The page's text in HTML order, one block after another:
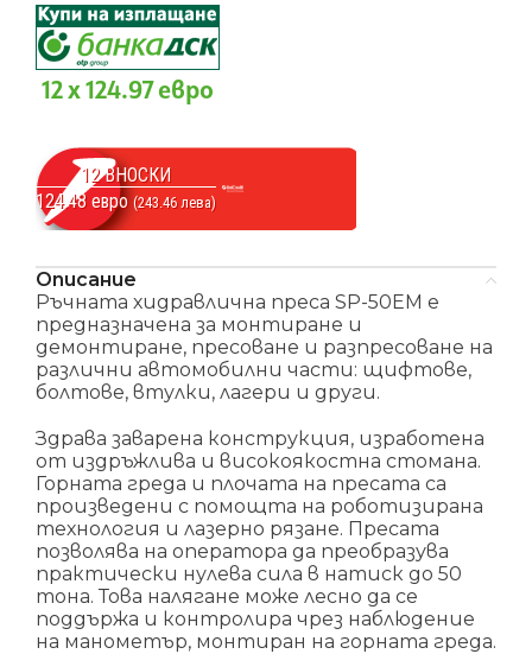
12 x 124.97 евро
12 ВНОСКИ
124.48 евро (243.46 лева)
Описание
Ръчната хидравлична преса SP-50EM е
предназначена за монтиране и
демонтиране, пресоване и разпресоване на
различни автомобилни части: щифтове,
болтове, втулки, лагери и други.
Здрава заварена конструкция, изработена
от издръжлива и високоякостна стомана.
Горната греда и плочата на пресата са
произведени с помощта на роботизирана
технология и лазерно рязане. Пресата
позволява на оператора да преобразува
практически нулева сила в натиск до 50
тона. Това налягане може лесно да се
поддържа и контролира чрез наблюдение
на манометър, монтиран на горната греда.